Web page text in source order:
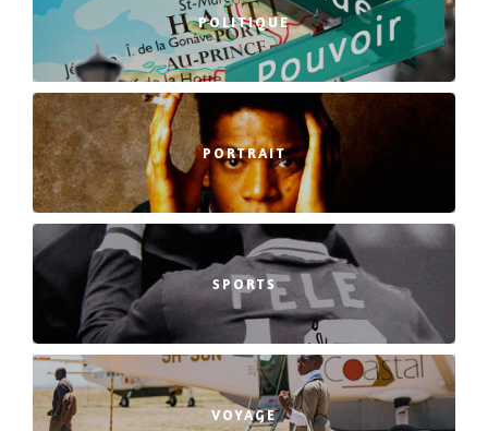
POLITIQUE
PORTRAIT
SPORTS
VOYAGE